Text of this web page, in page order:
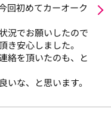
回初めてカーオーク
況でお願いしたので
き安心しました。
絡を頂いたのも、と
いな、と思います。